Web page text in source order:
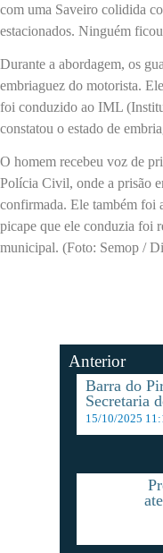
com uma Saveiro colidida
estacionados. Ninguém
Durante a abordagem, os
embriaguez do motorista.
foi conduzido ao IML
constatou o estado de
O homem recebeu voz de
Polícia Civil, onde a prisão
confirmada. Ele também foi
picape que ele conduzia foi
municipal. (Foto: Semop /
Anterior
Barra do
Secretaria
15/10/2025